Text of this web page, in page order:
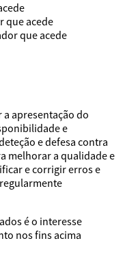
que acede
que acede
apresentação do
e
e defesa contra
melhorar a qualidade e
e corrigir erros e
é o interesse
nos fins acima